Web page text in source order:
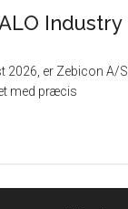
Industry
2026, er Zebicon A/S
med præcis